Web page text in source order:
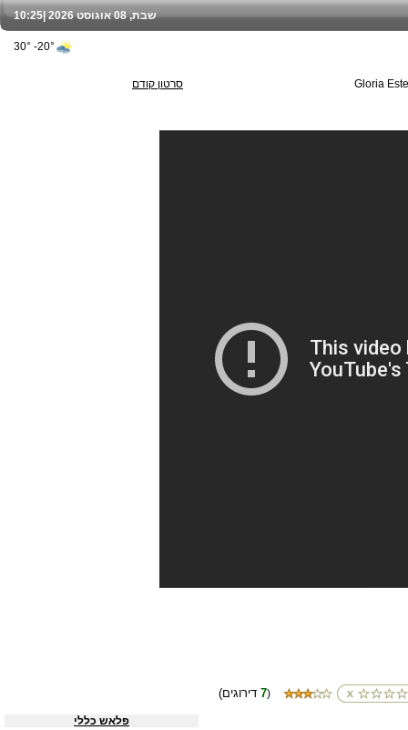
סרטון קודם Gloria
7)
פלאש כללי
10:25 שבת, 08 אוגוסט 2026 |
20°- 30°